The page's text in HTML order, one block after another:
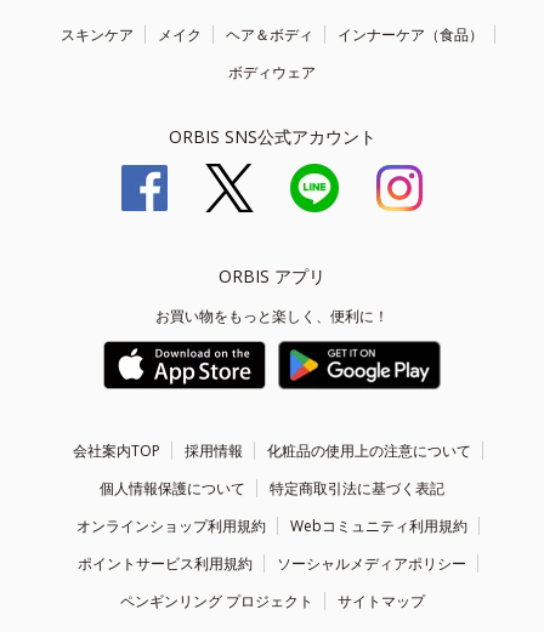
スキンケア メイク ヘア＆ボディ
インナーケア（食品）
ボディウェア
ORBIS SNS公式アカウント
ORBIS アプリ
お買い物をもっと楽しく、便利に！
会社案内TOP 採用情報
化粧品の使用上の注意について
個人情報保護について
特定商取引法に基づく表記
オンラインショップ利用規約
Webコミュニティ利用規約
ポイントサービス利用規約
ソーシャルメディアポリシー
ペンギンリング プロジェクト
サイトマップ